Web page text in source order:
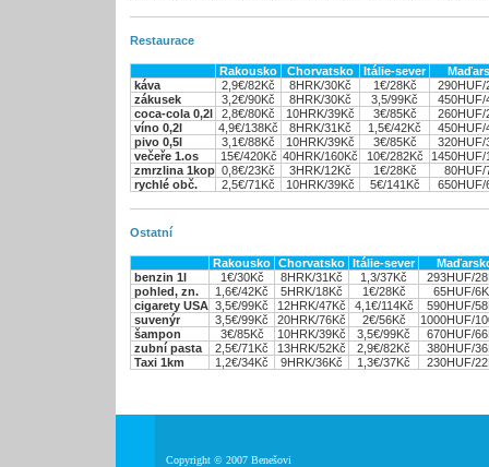
Restaurace
Rakousko Chorvatsko Itálie-sever
káva
2,9€/82Kč 8HRK/30Kč 1€/28Kč
290HUF/
zákusek
3,2€/90Kč 8HRK/30Kč 3,5/99Kč
450HUF/
coca-cola 0,2l
2,8€/80Kč 10HRK/39Kč 3€/85Kč
260HUF/
víno 0,2l
4,9€/138Kč 8HRK/31Kč 1,5€/42Kč
450HUF/
pivo 0,5l
3,1€/88Kč 10HRK/39Kč 3€/85Kč
320HUF/
večeře 1.os
15€/420Kč 40HRK/160Kč 10€/282Kč
1450HUF/
zmrzlina 1kop 0,8€/23Kč 3HRK/12Kč 1€/28Kč
80HUF/
rychlé obč.
2,5€/71Kč 10HRK/39Kč 5€/141Kč 650HUF/
Ostatní
Rakousko Chorvatsko Itálie-sever
benzin 1l
1€/30Kč 8HRK/31Kč 1,3/37Kč
293HUF/
pohled, zn.
1,6€/42Kč 5HRK/18Kč 1€/28Kč
65HUF/
cigarety USA 3,5€/99Kč 12HRK/47Kč 4,1€/114Kč
590HUF/
suvenýr
3,5€/99Kč 20HRK/76Kč 2€/56Kč
1000HUF/
šampon
3€/85Kč 10HRK/39Kč 3,5€/99Kč
670HUF/
zubní pasta
2,5€/71Kč 13HRK/52Kč 2,9€/82Kč
380HUF/
Taxi 1km
1,2€/34Kč 9HRK/36Kč 1,3€/37Kč 230HUF/
Copyright © 2007 Benešovi